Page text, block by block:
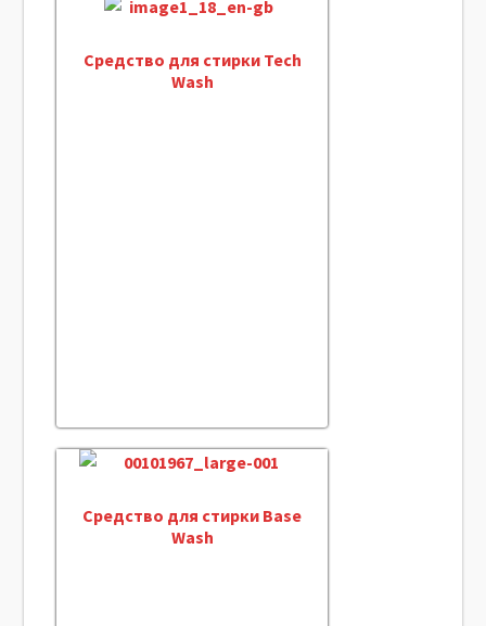
Средство для стирки Tech
Wash
Средство для стирки Base
Wash